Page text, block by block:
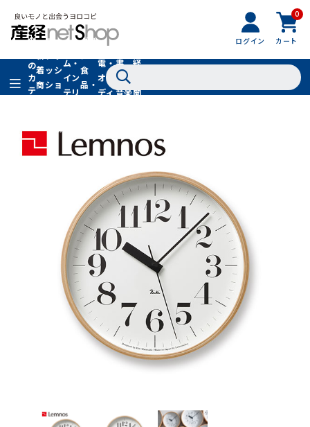
ログイン
0
カート
全
の
カ
テ
着
商
品
フ
ッ
シ
ョ
フ
ァ
シ
ョ
ン
ム・
イン
テリ
グル
食
品・
ドリ
家
電・
オー
ディ
書
籍・
音楽
経
聞